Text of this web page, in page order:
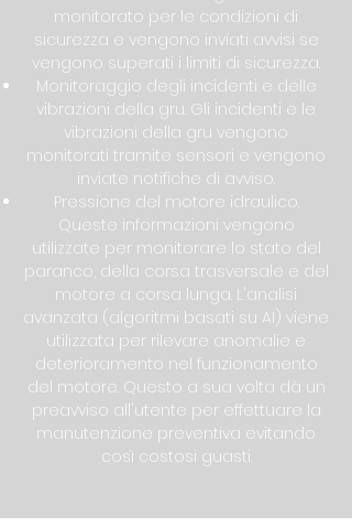
monitorato per le condizioni di
sicurezza e vengono inviati avvisi se
vengono superati i limiti di sicurezza.
Monitoraggio degli incidenti e delle
vibrazioni della gru. Gli incidenti e le
vibrazioni della gru vengono
monitorati tramite sensori e vengono
inviate notifiche di avviso.
Pressione del motore idraulico.
Queste informazioni vengono
utilizzate per monitorare lo stato del
paranco, della corsa trasversale e del
motore a corsa lunga. L'analisi
avanzata (algoritmi basati su AI) viene
utilizzata per rilevare anomalie e
deterioramento nel funzionamento
del motore. Questo a sua volta dà un
preavviso all'utente per effettuare la
manutenzione preventiva evitando
così costosi guasti.